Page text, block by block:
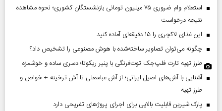
استعلام وام ضروری ۷۵ میلیون تومانی بازنشستگان کشوری؛ نحوه مشاهده
نتیجه درخواست
این غذای لاکچری را ۱۵ دقیقه‌ای آماده کنید
چگونه می‌توان تصاویر ساخته‌شده با هوش مصنوعی را تشخیص داد؟
طرز تهیه تارت فلپ‌جک توت‌فرنگی با پنیر ریکوتا؛ دسری ساده و خوشمزه
آشنایی با آش‌های اصیل ایرانی؛ از آش عباسعلی تا آش ترخینه + خواص و
طرز تهیه
پارک شیرین قابلیت‌ بالایی برای اجرای پروژهای تفریحی دارد